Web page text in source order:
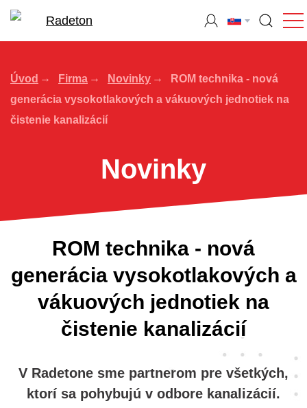
Úvod Firma Novinky
ROM technika - nová
generácia vysokotlakových a vákuových jednotiek na
čistenie kanalizácií
Novinky
ROM technika - nová
generácia vysokotlakových a
vákuových jednotiek na
čistenie kanalizácií
V Radetone sme partnerom pre všetkých,
ktorí sa pohybujú v odbore kanalizácií.